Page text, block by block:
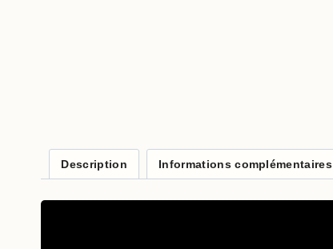
Description Informations complémentaires